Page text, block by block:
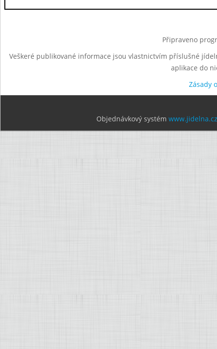
Připraveno
Veškeré publikované informace jsou vlastnictvím příslušné
aplikace do
Zásady
Objednávkový systém www.jidelna.cz